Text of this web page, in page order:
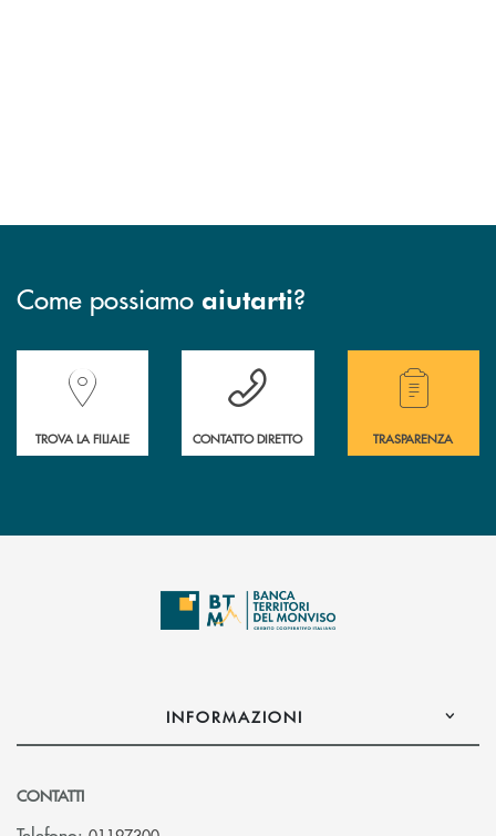
Come possiamo aiutarti?
Accedi all' elenco completo delle filiali della Banca.
TROVA LA FILIALE
Hai bisogno di assistenza immediata?
CONTATTO DIRETTO
Hai bisogno di
TRASPARENZA
INFORMAZIONI
CONTATTI